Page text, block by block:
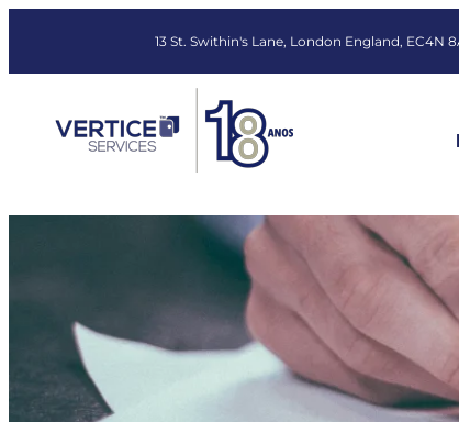
13 St. Swithin's Lane, London England, EC4N